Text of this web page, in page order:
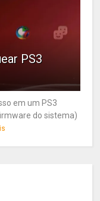
PS3
em um PS3
do sistema)